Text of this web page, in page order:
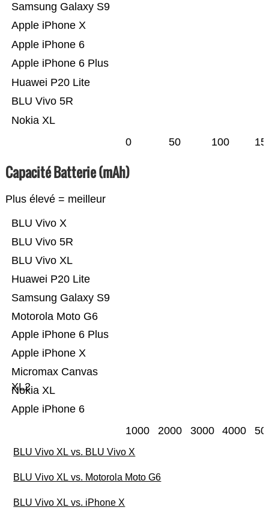
Nokia XL
BLU Vivo 5R
Huawei P20 Lite
Apple iPhone 6 Plus
Apple iPhone 6
Apple iPhone X
Samsung Galaxy S9
0 50 100
Capacité Batterie (mAh)
Plus élevé = meilleur
Apple iPhone 6
Nokia XL
Micromax Canvas
XL2
Apple iPhone X
Apple iPhone 6 Plus
Motorola Moto G6
Samsung Galaxy S9
Huawei P20 Lite
BLU Vivo XL
BLU Vivo 5R
BLU Vivo X
1000 2000 3000 4000
BLU Vivo XL vs. BLU Vivo X
BLU Vivo XL vs. Motorola Moto G6
BLU Vivo XL vs. iPhone X